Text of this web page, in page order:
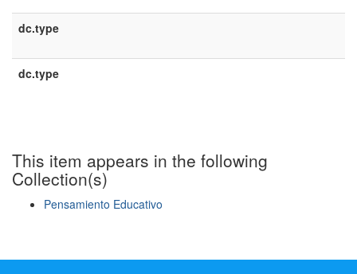
dc.type
dc.type
This item appears in the following
Collection(s)
Pensamiento Educativo